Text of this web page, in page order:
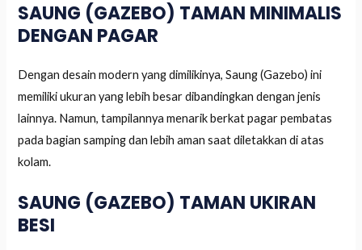
SAUNG (GAZEBO) TAMAN MINIMALIS
DENGAN PAGAR
Dengan desain modern yang dimilikinya, Saung (Gazebo) ini
memiliki ukuran yang lebih besar dibandingkan dengan jenis
lainnya. Namun, tampilannya menarik berkat pagar pembatas
pada bagian samping dan lebih aman saat diletakkan di atas
kolam.
SAUNG (GAZEBO) TAMAN UKIRAN
BESI